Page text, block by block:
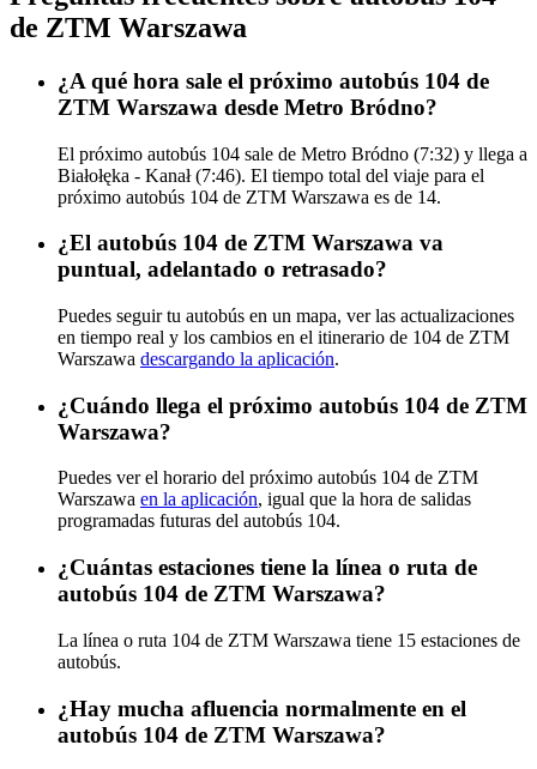
de ZTM Warszawa
¿A qué hora sale el próximo autobús 104 de
ZTM Warszawa desde Metro Bródno?
El próximo autobús 104 sale de Metro Bródno (7:32) y llega a
Białołęka - Kanał (7:46). El tiempo total del viaje para el
próximo autobús 104 de ZTM Warszawa es de 14.
¿El autobús 104 de ZTM Warszawa va
puntual, adelantado o retrasado?
Puedes seguir tu autobús en un mapa, ver las actualizaciones
en tiempo real y los cambios en el itinerario de 104 de ZTM
Warszawa descargando la aplicación.
¿Cuándo llega el próximo autobús 104 de ZTM
Warszawa?
Puedes ver el horario del próximo autobús 104 de ZTM
Warszawa en la aplicación, igual que la hora de salidas
programadas futuras del autobús 104.
¿Cuántas estaciones tiene la línea o ruta de
autobús 104 de ZTM Warszawa?
La línea o ruta 104 de ZTM Warszawa tiene 15 estaciones de
autobús.
¿Hay mucha afluencia normalmente en el
autobús 104 de ZTM Warszawa?